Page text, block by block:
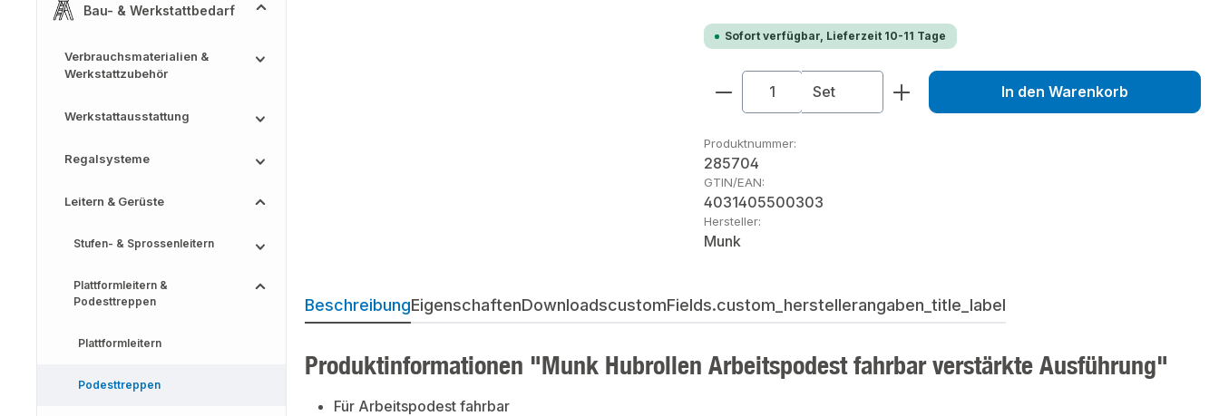
Bau- & Werkstattbedarf
Verbrauchsmaterialien &
Werkstattzubehör
Werkstattausstattung
Regalsysteme
Leitern & Gerüste
Stufen- & Sprossenleitern
Plattformleitern &
Podesttreppen
Plattformleitern
Podesttreppen
Sofort verfügbar, Lieferzeit 10-11 Tage
Produkt Anzahl: Gib den gewünschten Wert
Set In den Warenkorb
Produktnummer:
285704
GTIN/EAN:
4031405500303
Hersteller:
Munk
BeschreibungEigenschaftenDownloadscustomFields.custom_herstellerangaben_title_label
Produktinformationen "Munk Hubrollen Arbeitspodest fahrbar verstärkte Ausführung"
Für Arbeitspodest fahrbar